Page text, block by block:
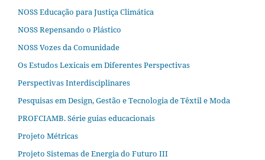
NOSS Educação para Justiça Climática
NOSS Repensando o Plástico
NOSS Vozes da Comunidade
Os Estudos Lexicais em Diferentes Perspectivas
Perspectivas Interdisciplinares
Pesquisas em Design, Gestão e Tecnologia de Têxtil e Moda
PROFCIAMB. Série guias educacionais
Projeto Métricas
Projeto Sistemas de Energia do Futuro III